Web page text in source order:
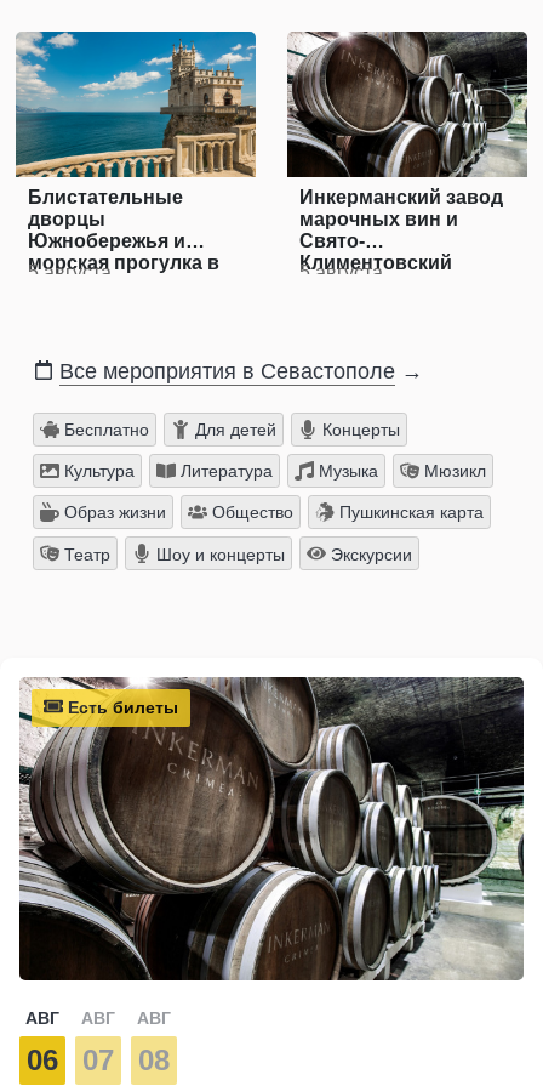
Блистательные
дворцы
Южнобережья и
морская прогулка в
5 августа
Инкерманский завод
марочных вин и
Свято-
Климентовский
5 августа
Все мероприятия в Севастополе →
Бесплатно Для детей Концерты
Культура Литература Музыка Мюзикл
Образ жизни Общество Пушкинская карта
Театр Шоу и концерты Экскурсии
Есть билеты
АВГ
06
АВГ
07
АВГ
08